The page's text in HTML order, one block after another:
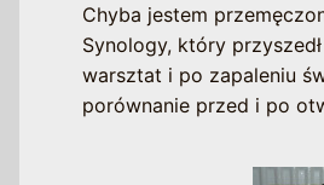
Chyba jestem
Synology, który
warsztat i po zapaleniu
porównanie przed i po